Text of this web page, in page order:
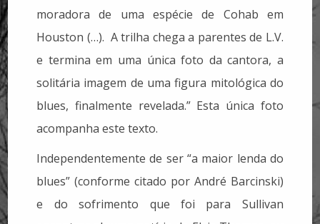
moradora de uma espécie de Cohab em
Houston (…). A trilha chega a parentes de L.V.
e termina em uma única foto da cantora, a
solitária imagem de uma figura mitológica do
blues, finalmente revelada.” Esta única foto
acompanha este texto.
Independentemente de ser “a maior lenda do
blues” (conforme citado por André Barcinski)
e do sofrimento que foi para Sullivan